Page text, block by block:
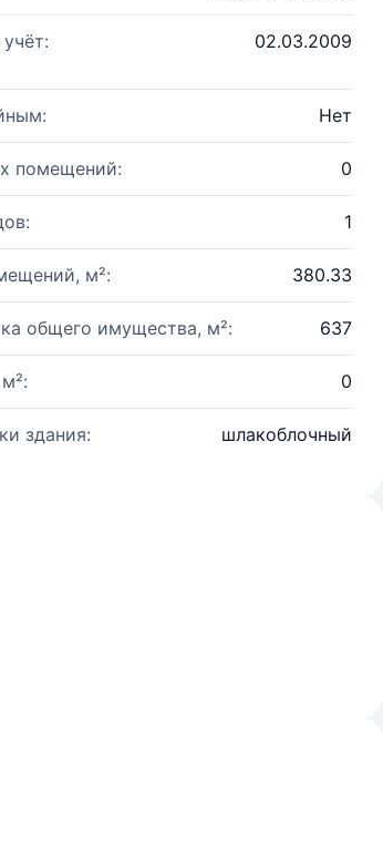
02.03.2009
Нет
помещений: 0
1
м²: 380.33
общего имущества, м²: 637
0
здания: шлакоблочный